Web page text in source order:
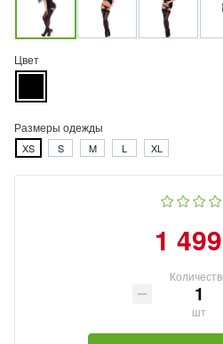
Цвет
Размеры одежды
XS S M L XL
1
шт